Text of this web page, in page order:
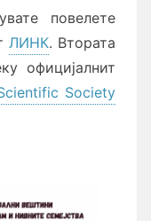
повелете
ЛИНК. Втората
официјалнит
Society